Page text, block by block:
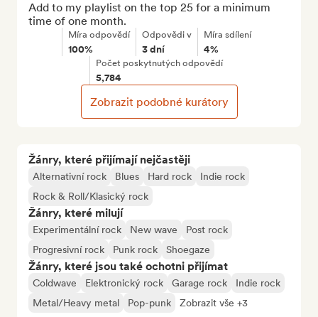
Žánry, které přijímají nejčastěji
Alternativní rock Blues Hard rock
Indie rock
Rock & Roll/Klasický rock
Žánry, které milují
Experimentální rock New wave
Post rock
Progresivní rock
Punk rock Shoegaze
Žánry, které jsou také ochotni přijímat
Coldwave Elektronický rock Garage rock
Indie rock
Metal/Heavy metal
Pop-punk Zobrazit vše +3
Add to my playlist on the top 25 for a minimum
time of one month.
Míra odpovědí
100%
Odpovědi v
3 dní
Míra sdílení
4%
Počet poskytnutých odpovědí
5,784
Zobrazit podobné kurátory